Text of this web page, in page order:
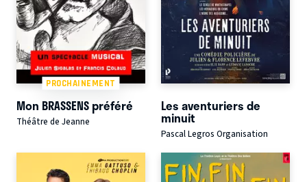
PROCHAINEMENT
Mon BRASSENS préféré
Théâtre de Jeanne
Les aventuriers de
minuit
Pascal Legros Organisation